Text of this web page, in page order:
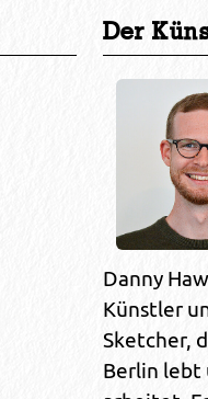
Der
Danny
Künstler
Sketcher,
Berlin lebt